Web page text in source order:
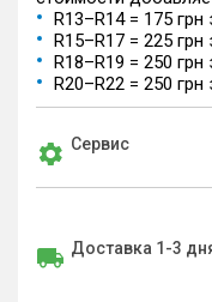
R13–R14 = 175
R15–R17 = 225
R18–R19 = 250
R20–R22 = 250
Сервис
Доставка 1-3